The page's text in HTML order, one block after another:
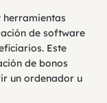
herramientas
de software
Este
de bonos
un ordenador u